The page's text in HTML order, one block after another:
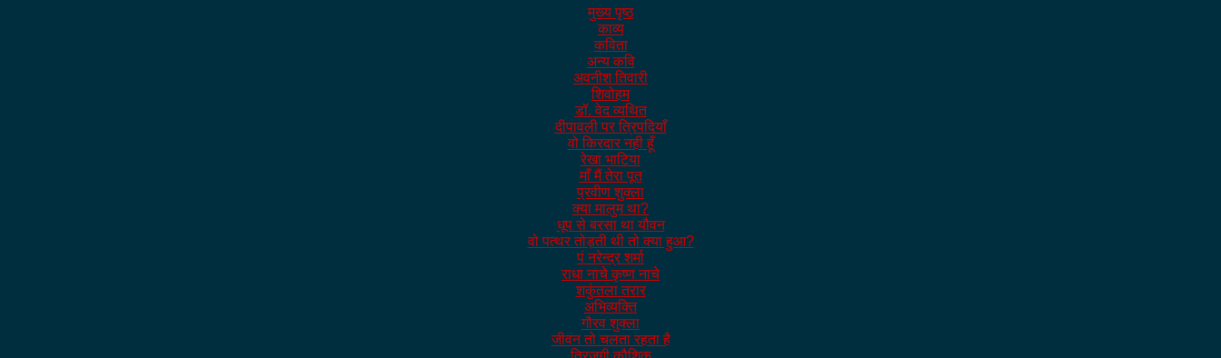
मुख्य पृष्ठ
काव्य
कविता
अन्य कवि
अवनीश तिवारी
शिवोहम
डॉ. वेद व्यथित
दीपावली पर त्रिपदियाँ
वो किरदार नही हूँ
रेखा भाटिया
माँ मैं तेरा पूत
प्रवीण शुक्ला
क्या मालुम था?
धूप से बरसा था यौवन
वो पत्थर तोड़ती थी तो क्या हुआ?
पं नरेन्द्र शर्मा
राधा नाचे कृष्ण नाचे
शकुंतला तरार
अभिव्यक्ति
गौरव शुक्ला
जीवन तो चलता रहता है